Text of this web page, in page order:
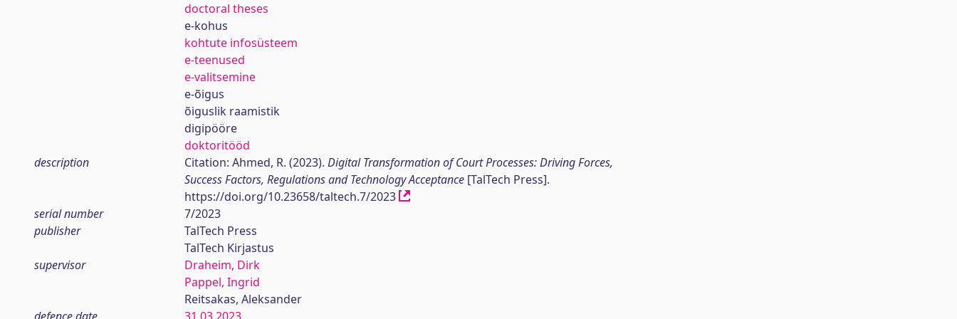
doctoral theses
e-kohus
kohtute infosüsteem
e-teenused
e-valitsemine
e-õigus
õiguslik raamistik
digipööre
doktoritööd
description
Citation: Ahmed, R. (2023). Digital Transformation of Court Processes: Driving Forces,
Success Factors, Regulations and Technology Acceptance[TalTech Press].
https://doi.org/10.23658/taltech.7/2023
serial number
7/2023
publisher
TalTech Press
TalTech Kirjastus
supervisor
Draheim, Dirk
Pappel, Ingrid
Reitsakas, Aleksander